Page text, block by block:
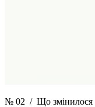
№ 02 / Що змінилося